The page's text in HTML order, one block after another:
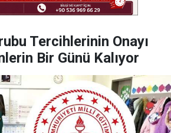
Tercihlerinin Onayı
Bir Günü Kalıyor